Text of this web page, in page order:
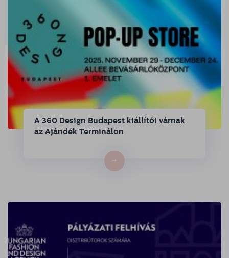
A 360 Design Budapest kiállítói várnak
az Ajándék Terminálon
→